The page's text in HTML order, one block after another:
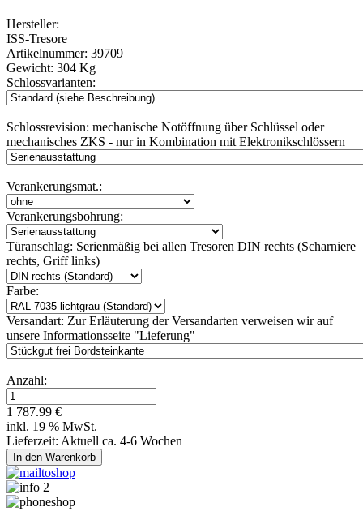
Hersteller:
ISS-Tresore
Artikelnummer: 39709
Gewicht: 304 Kg
Schlossvarianten:
Schlossrevision: mechanische Notöffnung über Schlüssel oder
mechanisches ZKS - nur in Kombination mit Elektronikschlössern
Verankerungsmat.:
Verankerungsbohrung:
Türanschlag: Serienmäßig bei allen Tresoren DIN rechts (Scharniere
rechts, Griff links)
Farbe:
Versandart: Zur Erläuterung der Versandarten verweisen wir auf
unsere Informationsseite "Lieferung"
Anzahl:
1 787.99 €
inkl. 19 % MwSt.
Lieferzeit: Aktuell ca. 4-6 Wochen